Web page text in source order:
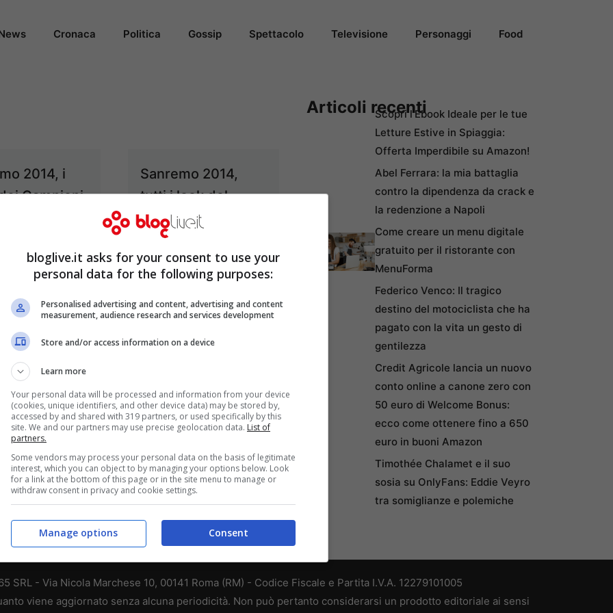
Cronaca Politica Gossip Spettacolo Televisione Personaggi Food
2014, i
Campioni
nella prima
Feb 19, 2014
Sanremo 2014,
tutti i look del
Festival
Articoli recentiScopri l’Ebook Ideale per le tue
Letture Estive in Spiaggia:
Offerta Imperdibile su Amazon!
Abel Ferrara: la mia battaglia
contro la dipendenza da crack e
la redenzione a Napoli
Come creare un menu digitale
gratuito per il ristorante con
MenuForma
Federico Venco: Il tragico
destino del motociclista che ha
pagato con la vita un gesto di
gentilezza
Credit Agricole lancia un nuovo
conto online a canone zero con
50 euro di Welcome Bonus:
ecco come ottenere fino a 650
euro in buoni Amazon
Timothée Chalamet e il suo
sosia su OnlyFans: Eddie Veyro
tra somiglianze e polemiche
SRL - Via Nicola Marchese 10, 00141 Roma (RM) - Codice Fiscale e Partita I.V.A. 12279101005
viene aggiornato senza alcuna periodicità. Non può pertanto considerarsi un prodotto editoriale ai sensi
bloglive.it asks for your consent to use your
personal data for the following purposes:
Personalised advertising and content, advertising and content
measurement, audience research and services development
Store and/or access information on a device
Learn more
Your personal data will be processed and information from your device
(cookies, unique identifiers, and other device data) may be stored by,
accessed by and shared with 319 partners, or used specifically by this
site. We and our partners may use precise geolocation data. List of
partners.
Some vendors may process your personal data on the basis of legitimate
interest, which you can object to by managing your options below. Look
for a link at the bottom of this page or in the site menu to manage or
withdraw consent in privacy and cookie settings.
Consent
Manage options